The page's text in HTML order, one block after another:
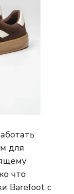
для
что
Barefoot с